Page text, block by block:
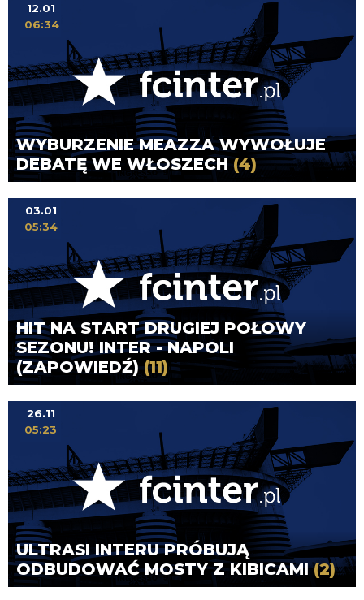
WYBURZENIE MEAZZA WYWOŁUJE
DEBATĘ WE WŁOSZECH(4)
12.01
06:34
HIT NA START DRUGIEJ POŁOWY
SEZONU! INTER - NAPOLI
(ZAPOWIEDŹ) (11)
03.01
05:34
ULTRASI INTERU PRÓBUJĄ
ODBUDOWAĆ MOSTY Z KIBICAMI(2)
26.11
05:23